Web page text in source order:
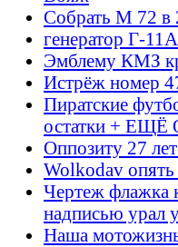
Собрать М 72 в
генератор Г-11А
Эмблему КМЗ
Истрёж номер
Пиратские
остатки + ЕЩЁ
Оппозиту 27
Wolkodav опять
Чертеж флажка
надписью урал
Наша